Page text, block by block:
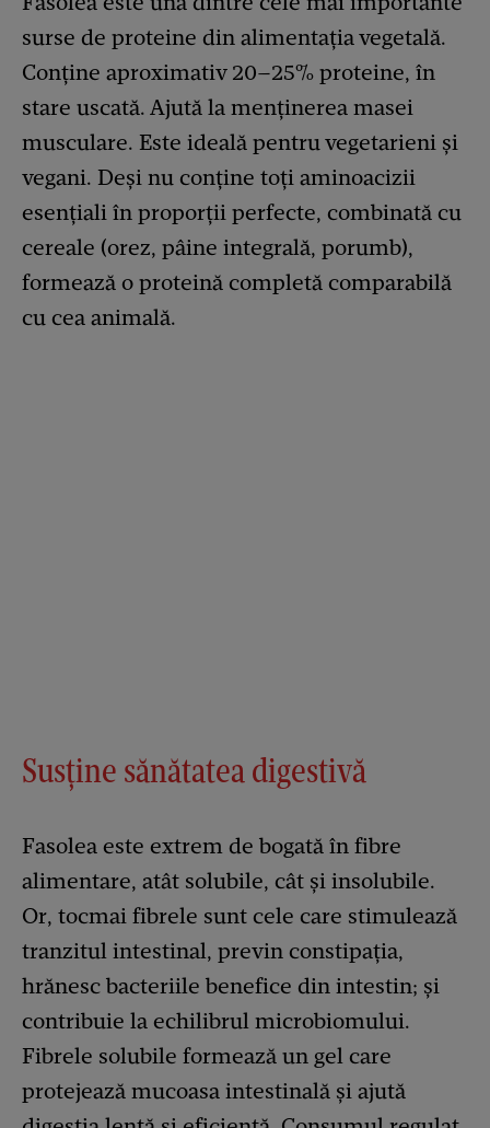
surse de proteine din alimentația vegetală.
Conține aproximativ 20–25% proteine, în
stare uscată. Ajută la menținerea masei
musculare. Este ideală pentru vegetarieni și
vegani. Deși nu conține toți aminoacizii
esențiali în proporții perfecte, combinată cu
cereale (orez, pâine integrală, porumb),
formează o proteină completă comparabilă
cu cea animală.
Susține sănătatea digestivă
Fasolea este extrem de bogată în fibre
alimentare, atât solubile, cât și insolubile.
Or, tocmai fibrele sunt cele care stimulează
tranzitul intestinal, previn constipația,
hrănesc bacteriile benefice din intestin; și
contribuie la echilibrul microbiomului.
Fibrele solubile formează un gel care
protejează mucoasa intestinală și ajută